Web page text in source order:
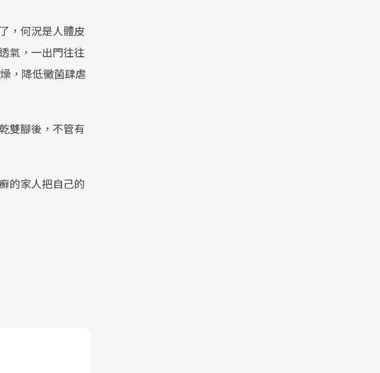
，何況是人體皮
氣，一出門往往
，降低黴菌肆虐
雙腳後，不管有
的家人把自己的